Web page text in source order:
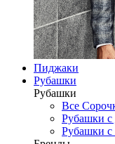
Пиджаки
Рубашки
Рубашки
Все
Рубашки
Рубашки с